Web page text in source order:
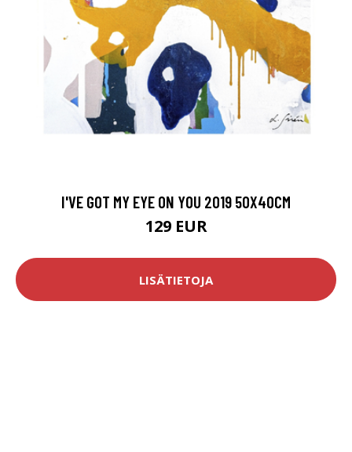
I'VE GOT MY EYE ON YOU 2019 50X40CM
129 EUR
LISÄTIETOJA